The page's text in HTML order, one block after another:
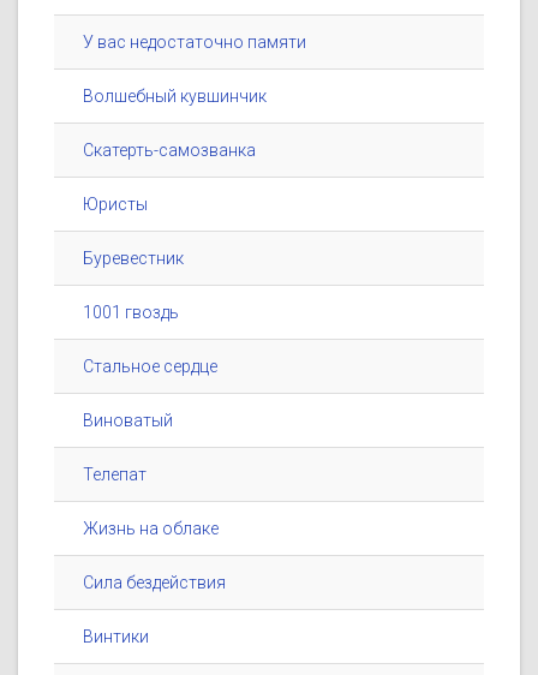
У вас недостаточно памяти
Волшебный кувшинчик
Скатерть-самозванка
Юристы
Буревестник
1001 гвоздь
Стальное сердце
Виноватый
Телепат
Жизнь на облаке
Сила бездействия
Винтики